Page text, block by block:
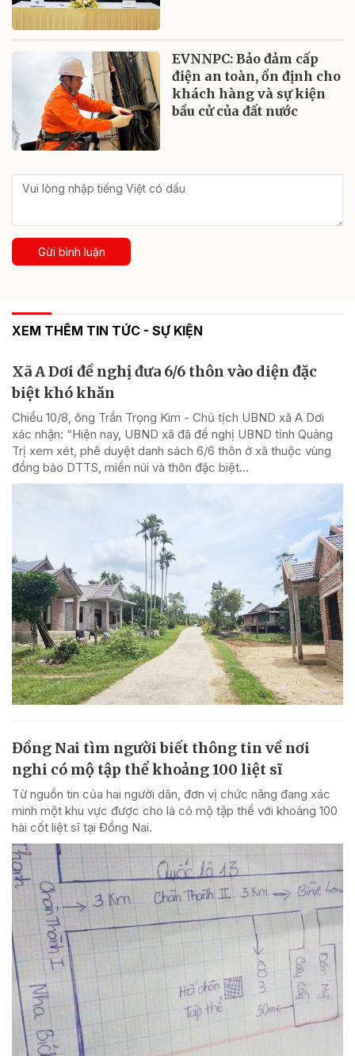
EVNNPC: Bảo đảm cấp
điện an toàn, ổn định cho
khách hàng và sự kiện
bầu cử của đất nước
Gửi bình luận
XEM THÊM TIN TỨC - SỰ KIỆN
Xã A Dơi đề nghị đưa 6/6 thôn vào diện đặc
biệt khó khăn
Chiều 10/8, ông Trần Trọng Kim - Chủ tịch UBND xã A Dơi
xác nhận: “Hiện nay, UBND xã đã đề nghị UBND tỉnh Quảng
Trị xem xét, phê duyệt danh sách 6/6 thôn ở xã thuộc vùng
đồng bào DTTS, miền núi và thôn đặc biệt...
Đồng Nai tìm người biết thông tin về nơi
nghi có mộ tập thể khoảng 100 liệt sĩ
Từ nguồn tin của hai người dân, đơn vị chức năng đang xác
minh một khu vực được cho là có mộ tập thể với khoảng 100
hài cốt liệt sĩ tại Đồng Nai.